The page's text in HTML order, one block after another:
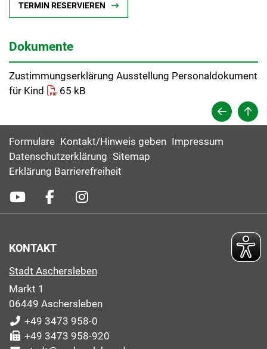
TERMIN RESERVIEREN
Dokumente
Zustimmungserklärung Ausstellung Personaldokument
für Kind
65 kB
Formulare Kontakt/Hinweis geben Impressum
Datenschutzerklärung Sitemap
Erklärung Barrierefreiheit
KONTAKT
Stadt Aschersleben
Markt 1
06449 Aschersleben
+49 3473 958-0
+49 3473 958-920